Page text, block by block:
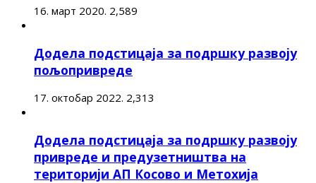
16. март 2020. 2,589
Додела подстицаја за подршку развоју
пољопривреде
17. октобар 2022. 2,313
Додела подстицаја за подршку развоју
привреде и предузетништва на
територији АП Косово и Метохија